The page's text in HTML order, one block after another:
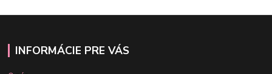
INFORMÁCIE PRE VÁS